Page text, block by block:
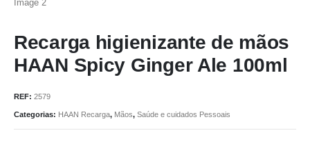
Recarga higienizante de mãos
HAAN Spicy Ginger Ale 100ml
REF: 2579
Categorias: HAAN Recarga, Mãos, Saúde e cuidados Pessoais